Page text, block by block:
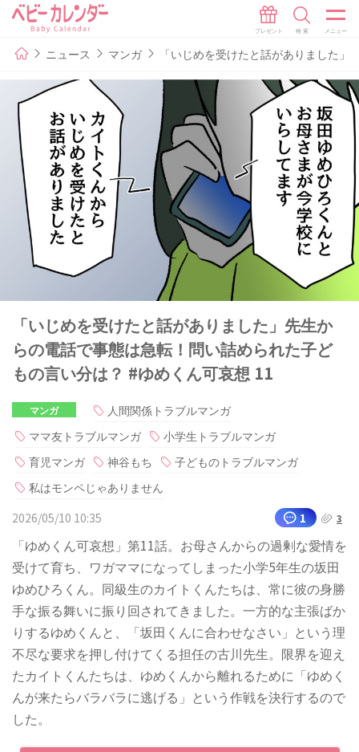
ニュース マンガ 「いじめを受けたと話がありました
「いじめを受けたと話がありました」先生か
らの電話で事態は急転！問い詰められた子ど
もの言い分は？ #ゆめくん可哀想 11
マンガ
人間関係トラブルマンガ
ママ友トラブルマンガ
小学生トラブルマンガ
育児マンガ
神谷もち
子どものトラブルマンガ
私はモンペじゃありません
2026/05/10 10:35
1 3
「ゆめくん可哀想」第11話。お母さんからの過剰な愛情を
受けて育ち、ワガママになってしまった小学5年生の坂田
ゆめひろくん。同級生のカイトくんたちは、常に彼の身勝
手な振る舞いに振り回されてきました。一方的な主張ばか
りするゆめくんと、「坂田くんに合わせなさい」という理
不尽な要求を押し付けてくる担任の古川先生。限界を迎え
たカイトくんたちは、ゆめくんから離れるために「ゆめく
んが来たらバラバラに逃げる」という作戦を決行するので
した。